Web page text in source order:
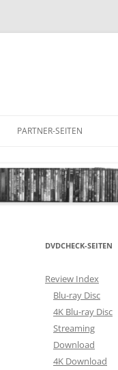
PARTNER-SEITEN
DVDCHECK-SEITEN
Review Index
Blu-ray Disc
4K Blu-ray Disc
Streaming
Download
4K Download